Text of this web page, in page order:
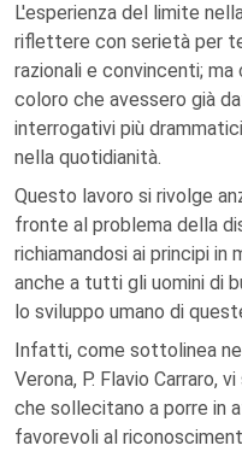
L'esperienza del limite
riflettere con serietà per
razionali e convincenti;
coloro che avessero già
interrogativi più
nella quotidianità.
Questo lavoro si rivolge
fronte al problema della
richiamandosi ai principi in
anche a tutti gli uomini di
lo sviluppo umano di
Infatti, come sottolinea
Verona, P. Flavio Carraro,
che sollecitano a porre in
favorevoli al